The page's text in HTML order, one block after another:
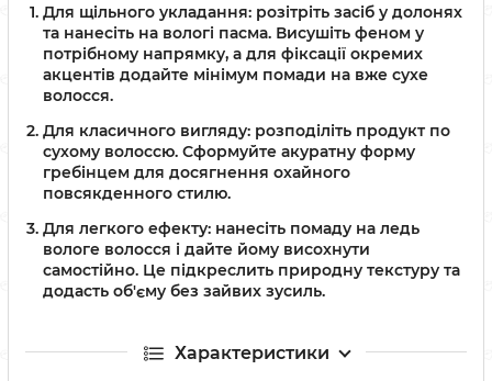
Для щільного укладання: розітріть засіб у долонях
та нанесіть на вологі пасма. Висушіть феном у
потрібному напрямку, а для фіксації окремих
акцентів додайте мінімум помади на вже сухе
волосся.
Для класичного вигляду: розподіліть продукт по
сухому волоссю. Сформуйте акуратну форму
гребінцем для досягнення охайного
повсякденного стилю.
Для легкого ефекту: нанесіть помаду на ледь
вологе волосся і дайте йому висохнути
самостійно. Це підкреслить природну текстуру та
додасть об'єму без зайвих зусиль.
Характеристики